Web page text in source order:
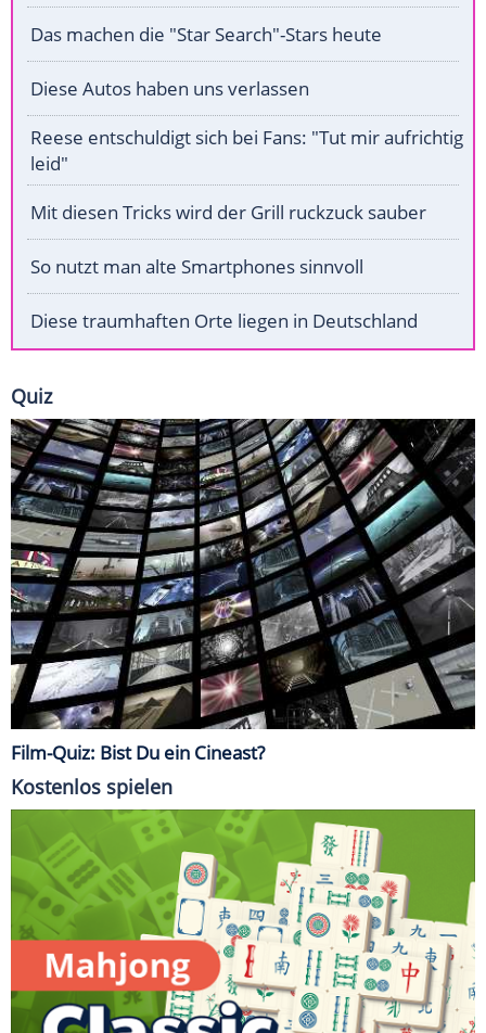
Das machen die "Star Search"-Stars heute
Diese Autos haben uns verlassen
Reese entschuldigt sich bei Fans: "Tut mir aufrichtig
leid"
Mit diesen Tricks wird der Grill ruckzuck sauber
So nutzt man alte Smartphones sinnvoll
Diese traumhaften Orte liegen in Deutschland
Quiz
Film-Quiz: Bist Du ein Cineast?
Kostenlos spielen